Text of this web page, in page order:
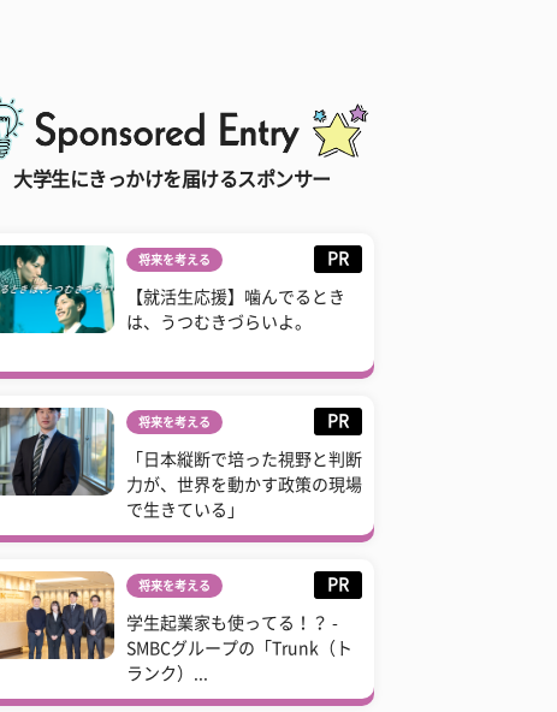
大学生にきっかけを届けるスポンサー
将来を考える PR
【就活生応援】噛んでるとき
は、うつむきづらいよ。
将来を考える PR
「日本縦断で培った視野と判断
力が、世界を動かす政策の現場
で生きている」
将来を考える PR
学生起業家も使ってる！？ -
SMBCグループの「Trunk（ト
ランク）...